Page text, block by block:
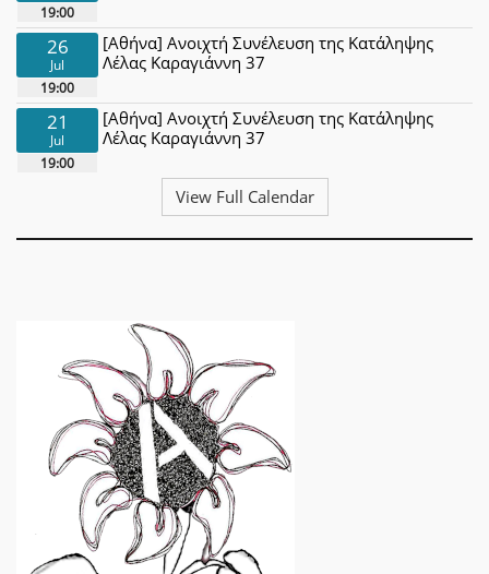
19:00
26
Jul
19:00
[Αθήνα] Ανοιχτή Συνέλευση της Κατάληψης
Λέλας Καραγιάννη 37
21
Jul
19:00
[Αθήνα] Ανοιχτή Συνέλευση της Κατάληψης
Λέλας Καραγιάννη 37
View Full Calendar